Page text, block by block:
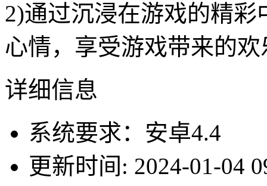
2)通过沉浸在游戏的精
心情，享受游戏带来的
详细信息
系统要求：安卓4.4
更新时间: 2024-01-04